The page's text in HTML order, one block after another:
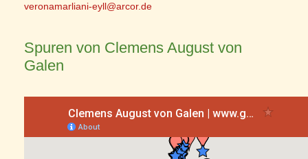
veronamarliani-eyll@arcor.de
Spuren von Clemens August von
Galen